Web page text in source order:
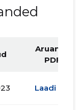
Aruande
PDF
Laadi alla